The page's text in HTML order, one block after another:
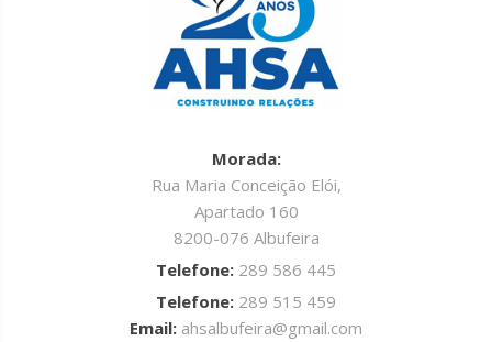
Morada:
Rua Maria Conceição Elói,
Apartado 160
8200-076 Albufeira
Telefone: 289 586 445
Telefone: 289 515 459
Email: ahsalbufeira@gmail.com